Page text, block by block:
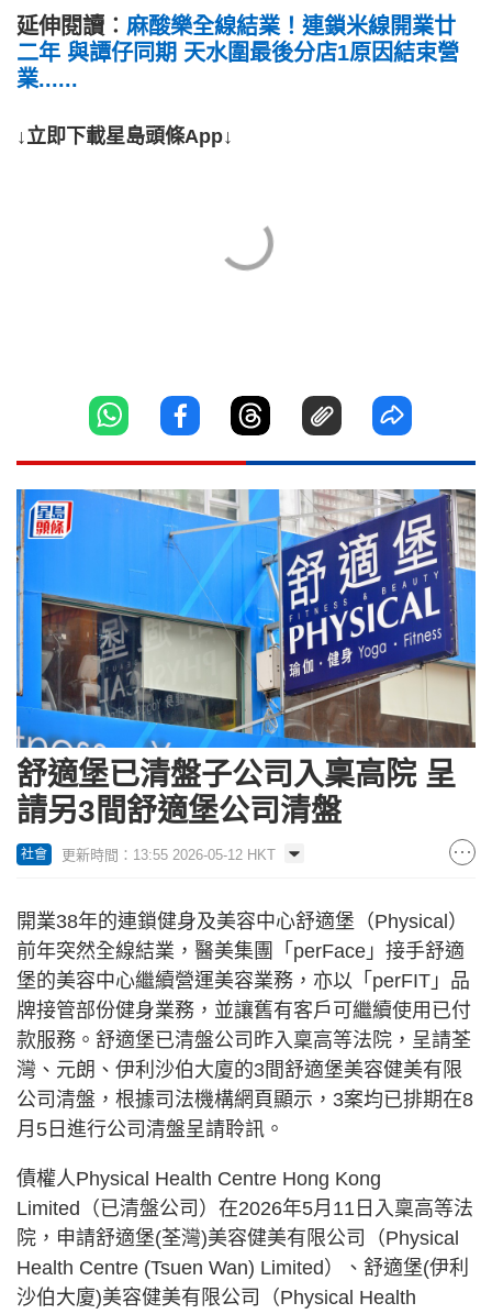
延伸閱讀︰ 麻酸樂全線結業！連鎖米線開業廿
二年 與譚仔同期 天水圍最後分店1原因結束營
業......
↓立即下載星島頭條App↓
舒適堡已清盤子公司入稟高院 呈
請另3間舒適堡公司清盤
社會 更新時間：13:55 2026-05-12 HKT
開業38年的連鎖健身及美容中心舒適堡（Physical）
前年突然全線結業，醫美集團「perFace」接手舒適
堡的美容中心繼續營運美容業務，亦以「perFIT」品
牌接管部份健身業務，並讓舊有客戶可繼續使用已付
款服務。舒適堡已清盤公司昨入稟高等法院，呈請荃
灣、元朗、伊利沙伯大廈的3間舒適堡美容健美有限
公司清盤，根據司法機構網頁顯示，3案均已排期在8
月5日進行公司清盤呈請聆訊。
債權人Physical Health Centre Hong Kong
Limited（已清盤公司）在2026年5月11日入稟高等法
院，申請舒適堡(荃灣)美容健美有限公司（Physical
Health Centre (Tsuen Wan) Limited）、舒適堡(伊利
沙伯大廈)美容健美有限公司（Physical Health